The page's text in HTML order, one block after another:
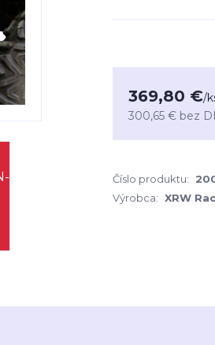
369,80 €/
300,65 € bez
Číslo produktu:
Výrobca: XRW